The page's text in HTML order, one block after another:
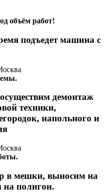
объём работ!
подъедет машина с
демонтаж
техники,
напольного и
в мешки, выносим на
на полигон.